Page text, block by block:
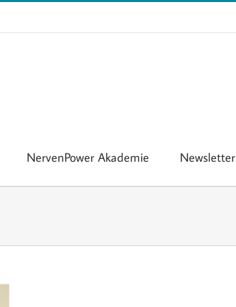
NervenPower Akademie Newsletter